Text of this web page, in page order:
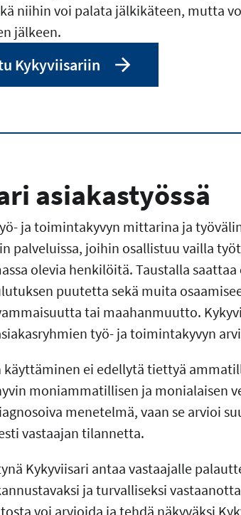
niihin voi palata jälkikäteen, mutta
jälkeen.
Kykyviisariin
asiakastyössä
ja toimintakyvyn mittarina ja
palveluissa, joihin osallistuu vailla
olevia henkilöitä. Taustalla
puutetta sekä muita
tai maahanmuutto.
työ- ja toimintakyvyn
käyttäminen ei edellytä tiettyä
moniammatillisen ja monialaisen
menetelmä, vaan se arvioi
vastaajan tilannetta.
Kykyviisari antaa vastaajalle
ja turvalliseksi
voi arvioida ja tehdä näkyväksi